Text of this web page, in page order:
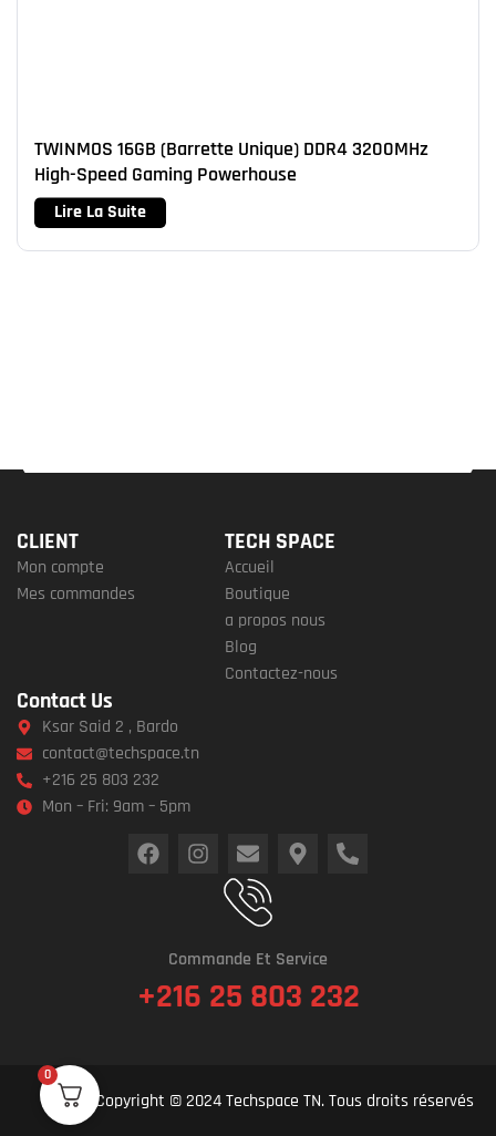
TWINMOS 16GB (Barrette Unique) DDR4 3200MHz
High-Speed Gaming Powerhouse
Lire La Suite
0
CLIENT
Mon compte
Mes commandes
TECH SPACE
Accueil
Boutique
a propos nous
Blog
Contactez-nous
Contact Us
Ksar Said 2 , Bardo
contact@techspace.tn
+216 25 803 232
Mon – Fri: 9am – 5pm
Commande Et Service
+216 25 803 232
Copyright © 2024 Techspace TN. Tous droits réservés